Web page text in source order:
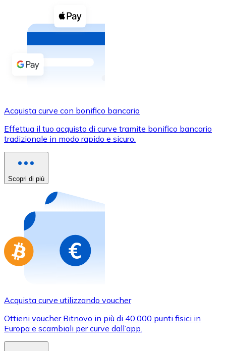
Buoni cripto
Acquista criptovalute in contanti e altri mezzi di
Acquista con contanti
Bonifico SEPA
Usa le carte Visa e Mastercard per acquistare
Acquista con carta
Acquista gift card dei tuoi marchi preferiti con
Vai al negozio di carte regalo
Acquista curve con bonifico bancario
Effettua il tuo acquisto di curve tramite bonifico bancario
tradizionale in modo rapido e sicuro.
Scopri di più
Acquista curve utilizzando voucher
Ottieni voucher Bitnovo in più di 40.000 punti fisici in
Europa e scambiali per curve dall’app.